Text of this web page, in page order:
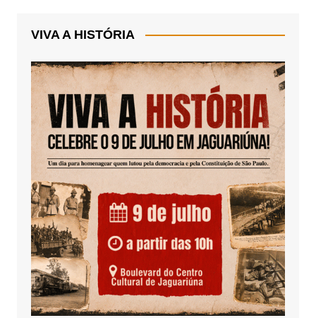
VIVA A HISTÓRIA